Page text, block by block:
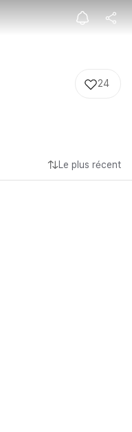
in Kitsch
24
Le plus récent